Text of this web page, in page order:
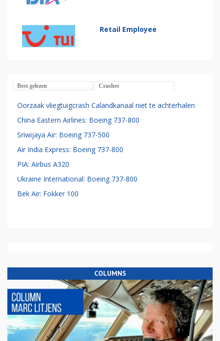
Retail Employee
Best gelezen Crashes
Oorzaak vliegtuigcrash Calandkanaal niet te achterhalen
China Eastern Airlines: Boeing 737-800
Sriwijaya Air: Boeing 737-500
Air India Express: Boeing 737-800
PIA: Airbus A320
Ukraine International: Boeing 737-800
Bek Air: Fokker 100
COLUMNS